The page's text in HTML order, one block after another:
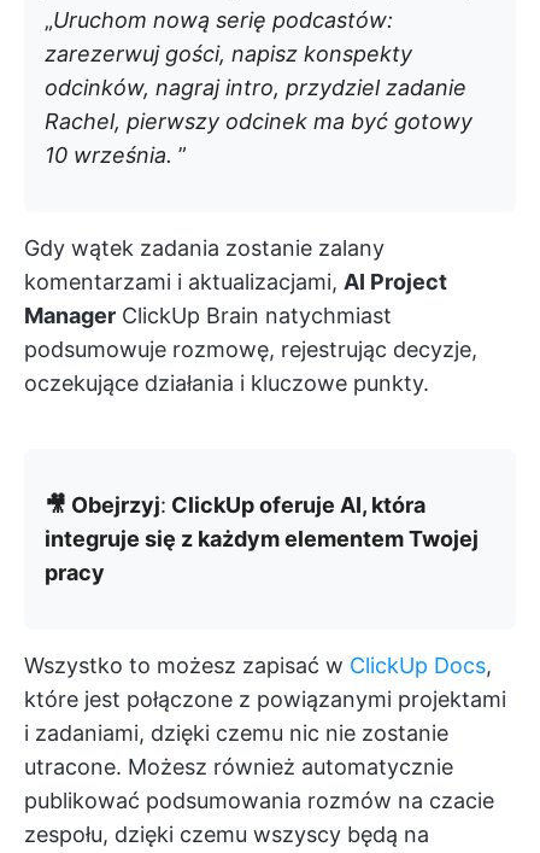
„Uruchom nową serię podcastów:
zarezerwuj gości, napisz konspekty
odcinków, nagraj intro, przydziel zadanie
Rachel, pierwszy odcinek ma być gotowy
10 września. ”
Gdy wątek zadania zostanie zalany
komentarzami i aktualizacjami, AI Project
Manager ClickUp Brain natychmiast
podsumowuje rozmowę, rejestrując decyzje,
oczekujące działania i kluczowe punkty.
🎥 Obejrzyj: ClickUp oferuje AI, która
integruje się z każdym elementem Twojej
pracy
Wszystko to możesz zapisać w ClickUp Docs,
które jest połączone z powiązanymi projektami
i zadaniami, dzięki czemu nic nie zostanie
utracone. Możesz również automatycznie
publikować podsumowania rozmów na czacie
zespołu, dzięki czemu wszyscy będą na